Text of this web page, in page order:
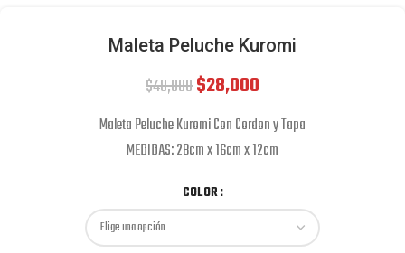
Maleta Peluche Kuromi
$48,000$28,000
Maleta Peluche Kuromi Con Cordon y Tapa
MEDIDAS: 28cm x 16cm x 12cm
COLOR